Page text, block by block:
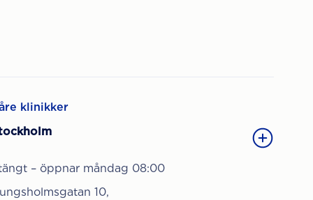
klinikker
– öppnar måndag 08:00
10,